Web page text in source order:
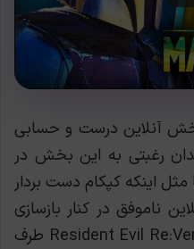
آنلاین درست و حسابی
رغبتی به این بخش در
مثل اینکه کپکام دست بردار
ناموفق در کنار بازسازی
رزیدنت ایول 3، حال ما با Resident Evil Re:Verse طرف